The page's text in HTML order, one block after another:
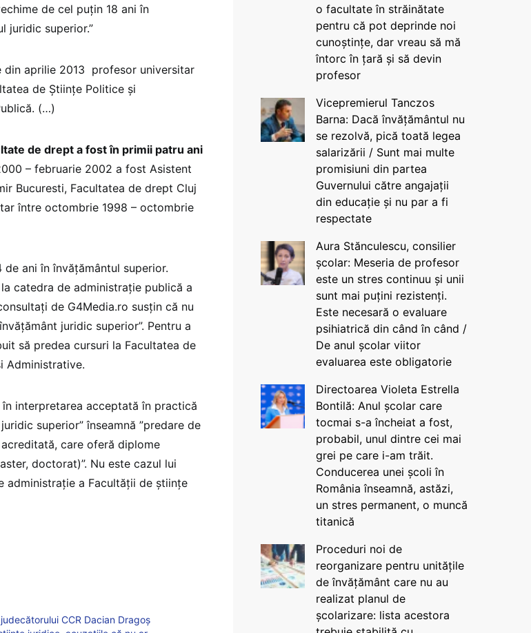
de cel puțin 18 ani în
juridic superior.”
din aprilie 2013 profesor universitar
de Ştiinţe Politice şi
(…)
de drept a fost în primii patru ani
– februarie 2002 a fost Asistent
Bucuresti, Facultatea de drept Cluj
între octombrie 1998 – octombrie
ani în învățământul superior.
catedra de administrație publică a
de G4Media.ro susțin că nu
juridic superior”. Pentru a
să predea cursuri la Facultatea de
Administrative.
interpretarea acceptată în practică
superior” înseamnă ”predare de
care oferă diplome
doctorat)”. Nu este cazul lui
administrație a Facultății de științe
CCR Dacian Dragoș
o facultate în străinătate
pentru că pot deprinde noi
cunoștințe, dar vreau să mă
întorc în țară și să devin
profesor
Vicepremierul Tanczos
Barna: Dacă învățământul nu
se rezolvă, pică toată legea
salarizării / Sunt mai multe
promisiuni din partea
Guvernului către angajații
din educație și nu par a fi
respectate
Aura Stănculescu, consilier
școlar: Meseria de profesor
este un stres continuu și unii
sunt mai puțini rezistenți.
Este necesară o evaluare
psihiatrică din când în când /
De anul școlar viitor
evaluarea este obligatorie
Directoarea Violeta Estrella
Bontilă: Anul școlar care
tocmai s-a încheiat a fost,
probabil, unul dintre cei mai
grei pe care i-am trăit.
Conducerea unei școli în
România înseamnă, astăzi,
un stres permanent, o muncă
titanică
Proceduri noi de
reorganizare pentru unitățile
de învățământ care nu au
realizat planul de
școlarizare: lista acestora